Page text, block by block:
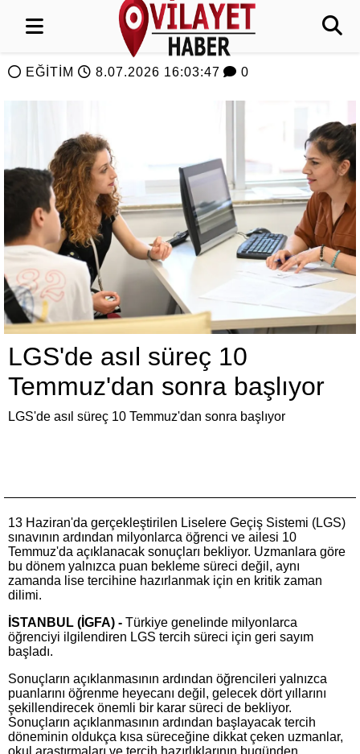
EĞİTİM 8.07.2026 16:03:47 0
LGS'de asıl süreç 10
Temmuz'dan sonra başlıyor
LGS'de asıl süreç 10 Temmuz'dan sonra başlıyor
13 Haziran'da gerçekleştirilen Liselere Geçiş Sistemi (LGS)
sınavının ardından milyonlarca öğrenci ve ailesi 10
Temmuz'da açıklanacak sonuçları bekliyor. Uzmanlara göre
bu dönem yalnızca puan bekleme süreci değil, aynı
zamanda lise tercihine hazırlanmak için en kritik zaman
dilimi.
İSTANBUL (İGFA) - Türkiye genelinde milyonlarca
öğrenciyi ilgilendiren LGS tercih süreci için geri sayım
başladı.
Sonuçların açıklanmasının ardından öğrencileri yalnızca
puanlarını öğrenme heyecanı değil, gelecek dört yıllarını
şekillendirecek önemli bir karar süreci de bekliyor.
Sonuçların açıklanmasının ardından başlayacak tercih
döneminin oldukça kısa süreceğine dikkat çeken uzmanlar,
okul araştırmaları ve tercih hazırlıklarının bugünden